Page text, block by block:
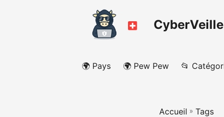
CyberVeille
🌍 Pays 🌍 Pew Pew 📂
Accueil » Tags